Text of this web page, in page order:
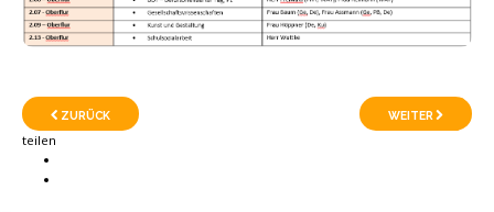
ZURÜCK WEITER
teilen